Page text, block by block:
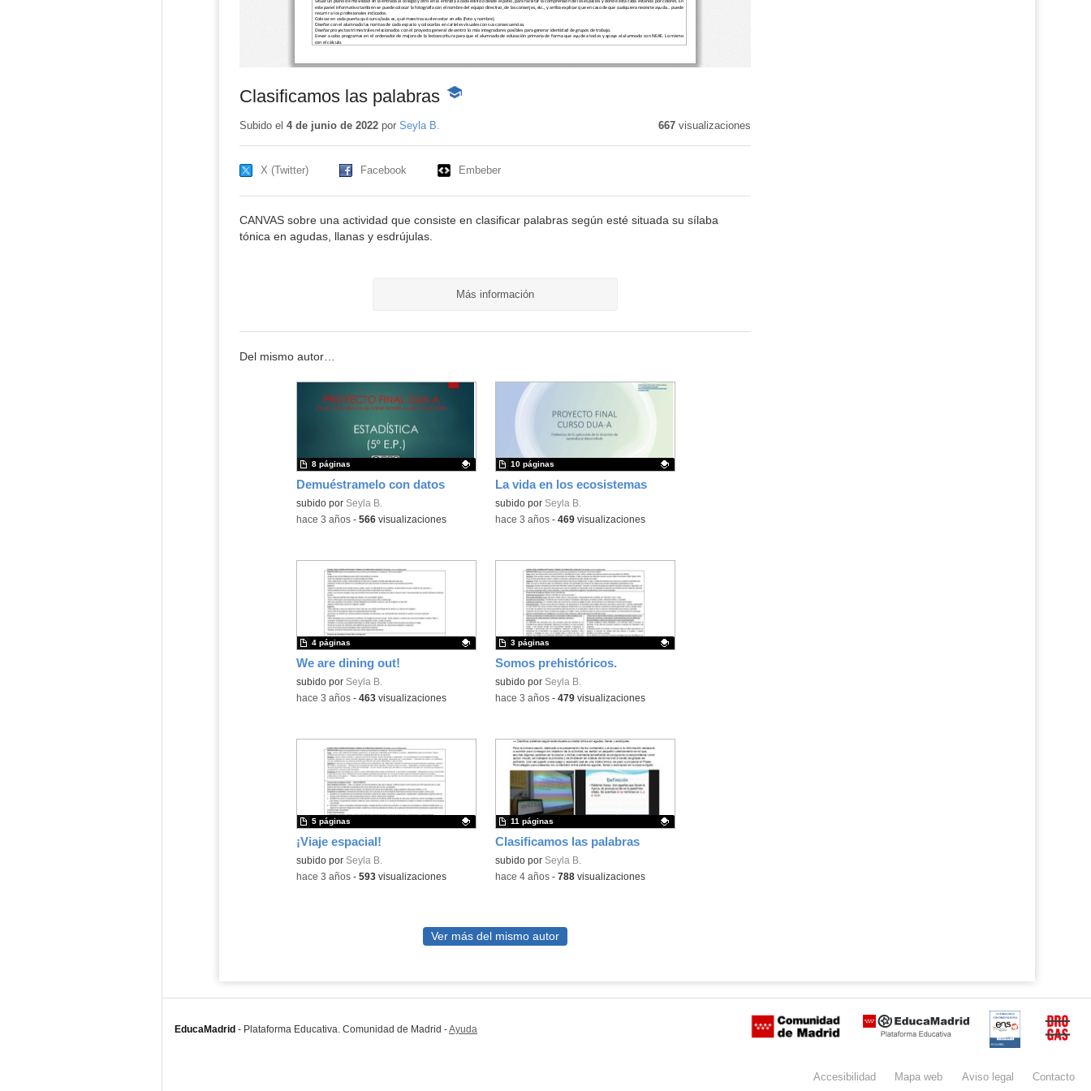
Clasificamos las palabras -
Subido el 4 de junio de 2022por Seyla B. 667visualizaciones
X (Twitter) Facebook Embeber
CANVAS sobre una actividad que consiste en clasificar palabras según esté situada su sílaba
tónica en agudas, llanas y esdrújulas.
Más información
Del mismo autor…
Demuéstramelo con datos
Contenido educativo.
subido por Seyla B.
8 páginas
-hace 3 años- 566visualizaciones
La vida en los ecosistemas
Contenido educativo.
subido por Seyla B.
10 páginas
-hace 3 años- 469visualizaciones
We are dining out!
Contenido educativo.
subido por Seyla B.
4 páginas
-hace 3 años- 463visualizaciones
Somos prehistóricos.
Contenido educativo.
subido por Seyla B.
3 páginas
-hace 3 años- 479visualizaciones
¡Viaje espacial!
Contenido educativo.
subido por Seyla B.
5 páginas
-hace 3 años- 593visualizaciones
Clasificamos las palabras
Contenido educativo.
subido por Seyla B.
11 páginas
-hace 4 años- 788visualizaciones
Ver más del mismo autor
EducaMadrid - Plataforma Educativa. Comunidad de Madrid -Ayuda Certificación Buzón
Accesibilidad Mapa web Avisolegal Contacto